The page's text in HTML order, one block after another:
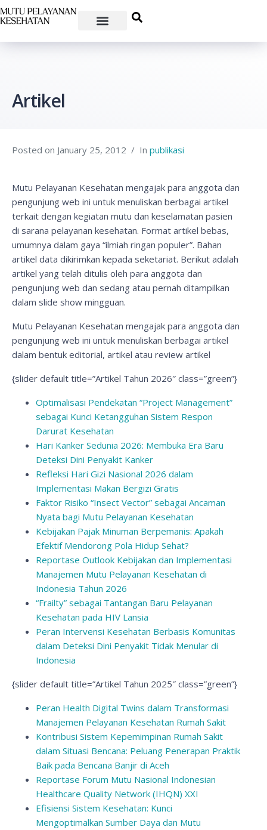
Artikel
Posted on January 25, 2012 In publikasi
Mutu Pelayanan Kesehatan mengajak para anggota dan
pengunjung web ini untuk menuliskan berbagai artikel
terkait dengan kegiatan mutu dan keselamatan pasien
di sarana pelayanan kesehatan. Format artikel bebas,
umumnya dalam gaya “ilmiah ringan populer”. Bahan
artikel data dikirimkan kepada seketariat. Berikut adalah
artikel yang telah ditulis oleh para anggota dan
pengunjung web dan sedang atau pernah ditampilkan
dalam slide show mingguan.
Mutu Pelayanan Kesehatan mengajak para anggota dan
pengunjung web ini untuk menuliskan berbagai artikel
dalam bentuk editorial, artikel atau review artikel
{slider default title=”Artikel Tahun 2026″ class=”green”}
Optimalisasi Pendekatan “Project Management”
sebagai Kunci Ketangguhan Sistem Respon
Darurat Kesehatan
Hari Kanker Sedunia 2026: Membuka Era Baru
Deteksi Dini Penyakit Kanker
Refleksi Hari Gizi Nasional 2026 dalam
Implementasi Makan Bergizi Gratis
Faktor Risiko “Insect Vector” sebagai Ancaman
Nyata bagi Mutu Pelayanan Kesehatan
Kebijakan Pajak Minuman Berpemanis: Apakah
Efektif Mendorong Pola Hidup Sehat?
Reportase Outlook Kebijakan dan Implementasi
Manajemen Mutu Pelayanan Kesehatan di
Indonesia Tahun 2026
“Frailty” sebagai Tantangan Baru Pelayanan
Kesehatan pada HIV Lansia
Peran Intervensi Kesehatan Berbasis Komunitas
dalam Deteksi Dini Penyakit Tidak Menular di
Indonesia
{slider default title=”Artikel Tahun 2025″ class=”green”}
Peran Health Digital Twins dalam Transformasi
Manajemen Pelayanan Kesehatan Rumah Sakit
Kontribusi Sistem Kepemimpinan Rumah Sakit
dalam Situasi Bencana: Peluang Penerapan Praktik
Baik pada Bencana Banjir di Aceh
Reportase Forum Mutu Nasional Indonesian
Healthcare Quality Network (IHQN) XXI
Efisiensi Sistem Kesehatan: Kunci
Mengoptimalkan Sumber Daya dan Mutu